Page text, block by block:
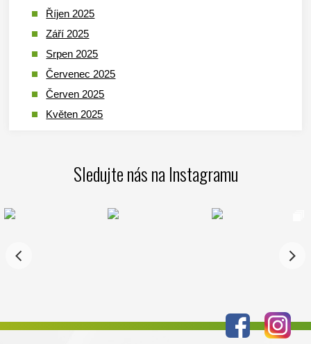
Říjen 2025
Září 2025
Srpen 2025
Červenec 2025
Červen 2025
Květen 2025
Leden 2025
Listopad 2024
Sledujte nás na Instagramu